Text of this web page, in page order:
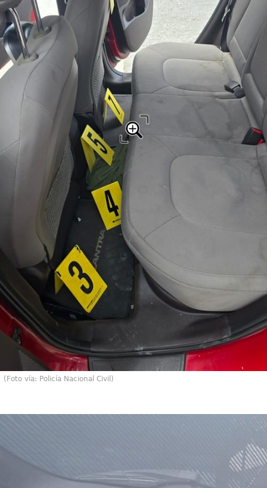
(Foto vía: Policía Nacional Civil)